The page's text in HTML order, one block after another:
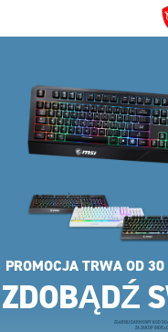
PROMOCJA TRWA OD
ZDOBĄDŹ
ZGARNIJ DARMOWY KOD
ZA ZAKUP